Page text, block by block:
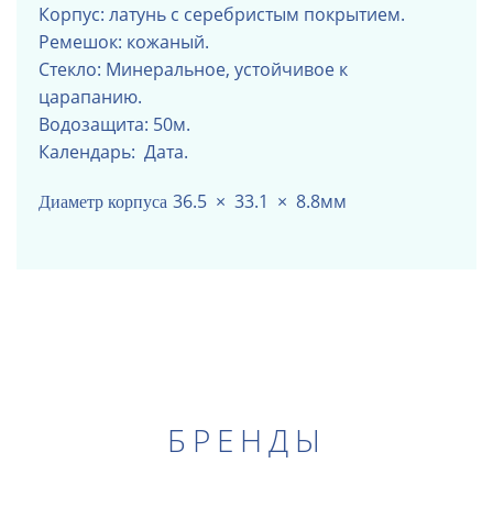
Корпус: латунь с серебристым покрытием.
Ремешок: кожаный.
Стекло: Минеральное, устойчивое к
царапанию.
Водозащита: 50м.
Календарь: Дата.
Диаметр корпуса 36.5 × 33.1 × 8.8мм
БРЕНДЫ